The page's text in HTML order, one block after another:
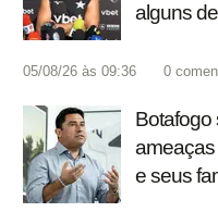
alguns
05/08/26 às 09:36 0
Botafogo
ameaças
e seus